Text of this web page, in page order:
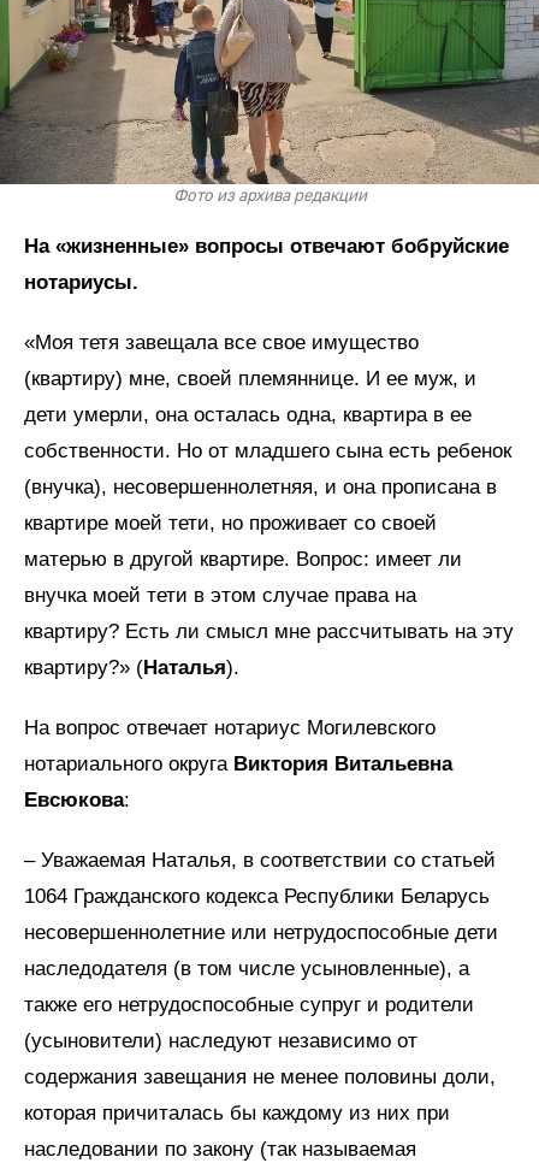
Фото из архива редакции
На «жизненные» вопросы отвечают бобруйские
нотариусы.
«Моя тетя завещала все свое имущество
(квартиру) мне, своей племяннице. И ее муж, и
дети умерли, она осталась одна, квартира в ее
собственности. Но от младшего сына есть ребенок
(внучка), несовершеннолетняя, и она прописана в
квартире моей тети, но проживает со своей
матерью в другой квартире. Вопрос: имеет ли
внучка моей тети в этом случае права на
квартиру? Есть ли смысл мне рассчитывать на эту
квартиру?» (Наталья).
На вопрос отвечает нотариус Могилевского
нотариального округа Виктория Витальевна
Евсюкова:
– Уважаемая Наталья, в соответствии со статьей
1064 Гражданского кодекса Республики Беларусь
несовершеннолетние или нетрудоспособные дети
наследодателя (в том числе усыновленные), а
также его нетрудоспособные супруг и родители
(усыновители) наследуют независимо от
содержания завещания не менее половины доли,
которая причиталась бы каждому из них при
наследовании по закону (так называемая